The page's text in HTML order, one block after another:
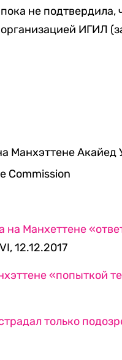
не подтвердила,
ИГИЛ
Манхэттене Акайед
Commission
на Манхеттене
12.12.2017
«попыткой
только